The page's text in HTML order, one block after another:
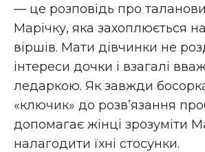
— це розповідь про
Марічку, яка захоплюється
віршів. Мати дівчинки не
інтереси дочки і взагалі
ледаркою. Як завжди
«ключик» до розв’язання
допомагає жінці зрозуміти
налагодити їхні стосунки.